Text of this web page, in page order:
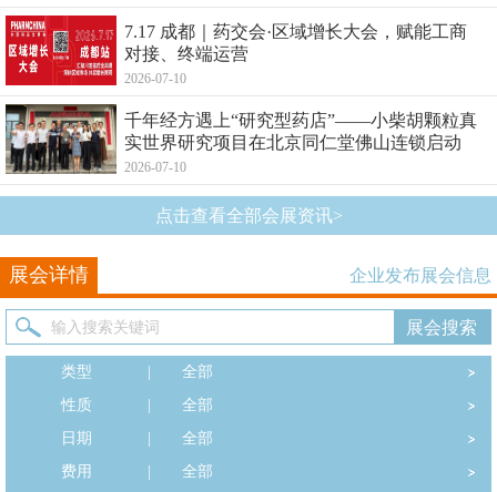
7.17 成都｜药交会·区域增长大会，赋能工商
对接、终端运营
2026-07-10
千年经方遇上“研究型药店”——小柴胡颗粒真
实世界研究项目在北京同仁堂佛山连锁启动
2026-07-10
点击查看全部会展资讯>
展会详情 企业发布展会信息
类型
全部
性质
全部
日期
全部
费用
全部